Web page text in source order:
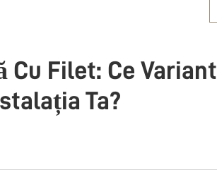
Cu Filet: Ce
Ta?